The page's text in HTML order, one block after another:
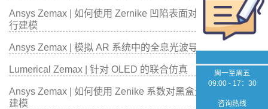
Ansys Zemax | 如何使用 Zernike 凹陷表面对全反射系统进
行建模
Ansys Zemax | 模拟 AR 系统中的全息光波导：第一部分
Lumerical Zemax | 针对 OLED 的联合仿真
Ansys Zemax | 如何使用 Zenike 系数对黑盒光学系统进行
建模
周一至周五
09:00 - 17：30
咨询热线